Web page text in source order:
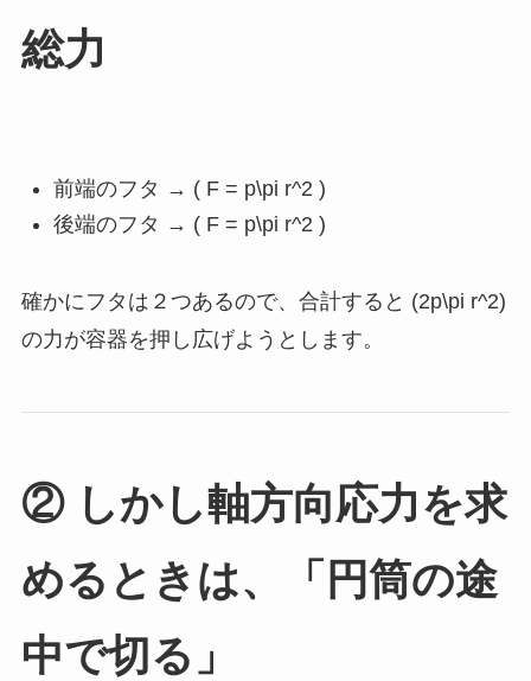
総力
前端のフタ → ( F = p\pi r^2 )
後端のフタ → ( F = p\pi r^2 )
確かにフタは２つあるので、合計すると (2p\pi r^2)
の力が容器を押し広げようとします。
② しかし軸方向応力を求
めるときは、「円筒の途
中で切る」